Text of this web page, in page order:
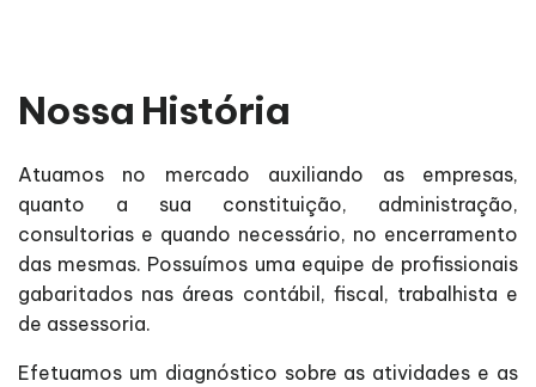
Nossa História
Atuamos no mercado auxiliando as empresas,
quanto a sua constituição, administração,
consultorias e quando necessário, no encerramento
das mesmas. Possuímos uma equipe de profissionais
gabaritados nas áreas contábil, fiscal, trabalhista e
de assessoria.
Efetuamos um diagnóstico sobre as atividades e as